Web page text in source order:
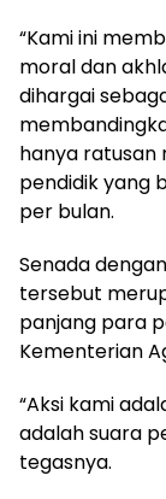
“Kami ini
moral dan
dihargai
hanya ratusan
pendidik yang
per bulan.
Senada
tersebut
panjang para
Kementerian
“Aksi kami
adalah suara
tegasnya.